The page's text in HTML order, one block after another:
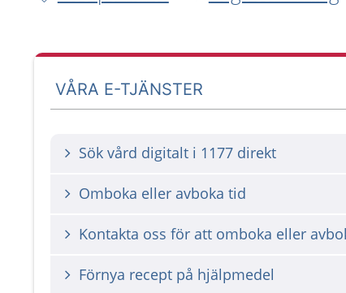
VÅRA E-TJÄNSTER
Sök vård digitalt i 1177 direkt
Omboka eller avboka tid
Förnya recept på hjälpmedel